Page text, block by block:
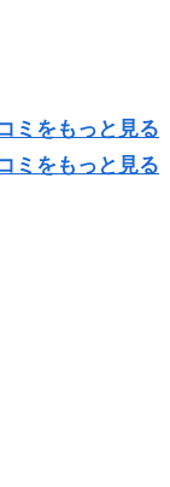
ミをもっと見る
ミをもっと見る